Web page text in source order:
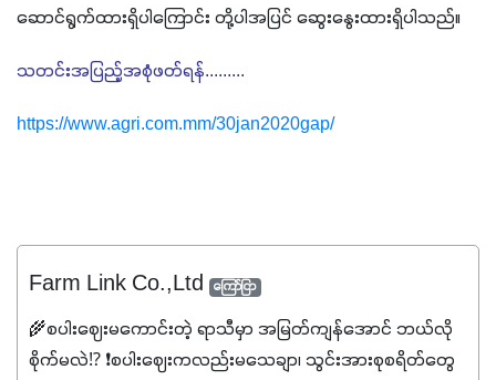
ဆောင်ရွက်ထားရှိပါကြောင်း တို့ပါအပြင် ဆွေးနွေးထားရှိပါသည်။
သတင်းအပြည့်အစုံဖတ်ရန်.........
https://www.agri.com.mm/30jan2020gap/
Farm Link Co.,Ltd ကြော်ငြာ
🌾စပါးဈေးမကောင်းတဲ့ ရာသီမှာ အမြတ်ကျန်အောင် ဘယ်လို
စိုက်မလဲ⁉️ ❗စပါးဈေးကလည်းမသေချာ၊ သွင်းအားစုစရိတ်တွေ